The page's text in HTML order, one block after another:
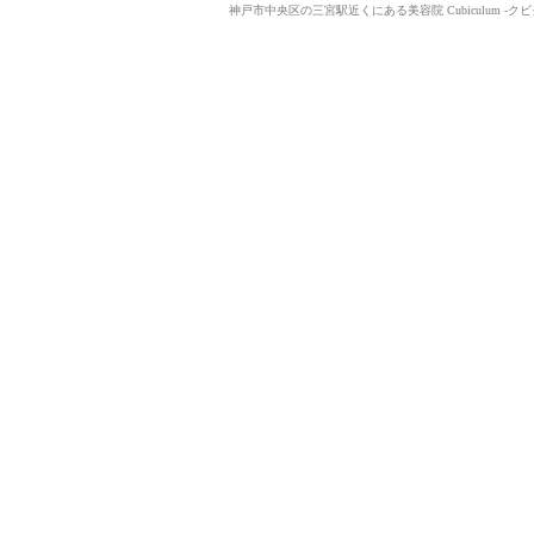
神戸市中央区の三宮駅近くにある美容院 Cubiculum -クビ